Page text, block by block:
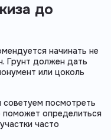
до
начинать не
Грунт должен дать
или цоколь
посмотреть
поможет определиться
часто